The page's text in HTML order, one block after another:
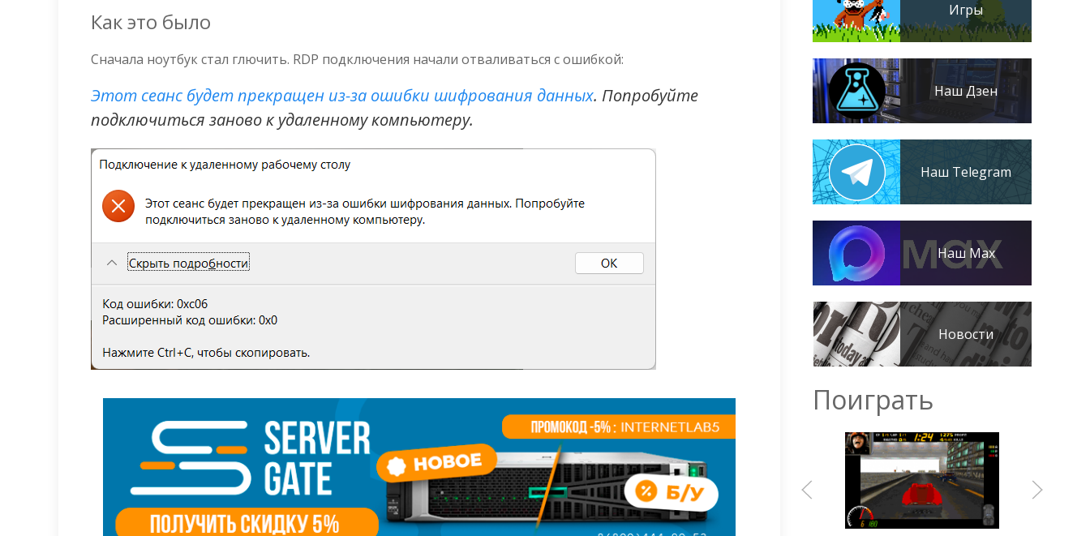
Как это было
Сначала ноутбук стал глючить. RDP подключения начали отваливаться с ошибкой:
Этот сеанс будет прекращен из-за ошибки шифрования данных. Попробуйте
подключиться заново к удаленному компьютеру.
Игры
Наш Дзен
Наш Telegram
Наш Max
Новости
Поиграть